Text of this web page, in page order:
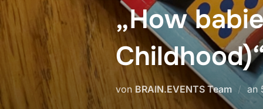
„How
von BRAIN.EVENTS Team an